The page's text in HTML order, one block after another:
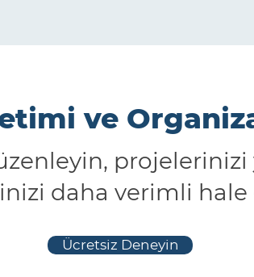
ve
projelerinizi
daha verimli
Ücretsiz Deneyin